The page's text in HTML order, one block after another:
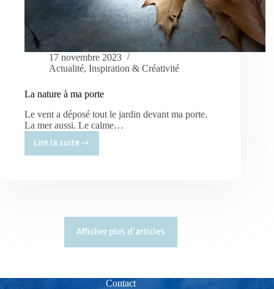
17 novembre 2023
Actualité, Inspiration & Créativité
La nature à ma porte
Le vent a déposé tout le jardin devant ma porte.
La mer aussi. Le calme…
Lire la suite
La
Afficher plus d'articles
Contact